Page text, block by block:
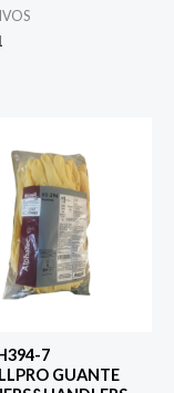
7
GUANTE